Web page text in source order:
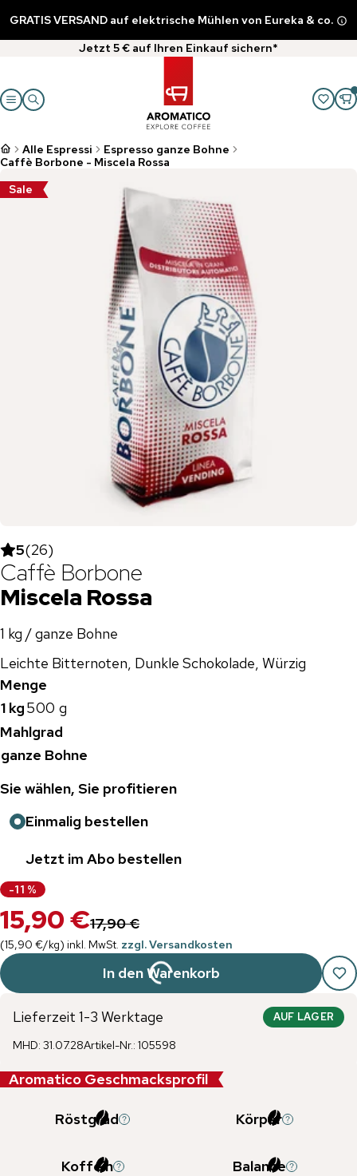
GRATIS VERSAND auf elektrische Mühlen von Eureka & co.
Jetzt 5 € auf Ihren Einkauf sichern*
Alle Espressi
Espresso ganze Bohne
Caffè Borbone - Miscela Rossa
Sale
5(26)
Caffè Borbone
Miscela Rossa
1 kg / ganze Bohne
Leichte Bitternoten, Dunkle Schokolade, Würzig
Menge
1 kg500 g
Mahlgrad
ganze Bohne
Sie wählen, Sie profitieren
Einmalig bestellen
Jetzt im Abo bestellen
-11 %
15,90 €17,90 €
(15,90 €/kg) inkl. MwSt. zzgl. Versandkosten
In den Warenkorb
Lieferzeit 1-3 Werktage AUF LAGER
MHD: 31.07.28Artikel-Nr.: 105598
Aromatico Geschmacksprofil
Röstgrad Körper
Koffein Balance